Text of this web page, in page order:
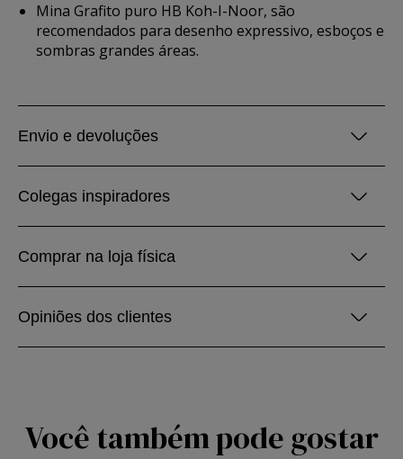
Mina Grafito puro HB Koh-I-Noor, são
recomendados para desenho expressivo, esboços e
sombras grandes áreas.
Envio e devoluções
Colegas inspiradores
Comprar na loja física
Opiniões dos clientes
Você também pode gostar